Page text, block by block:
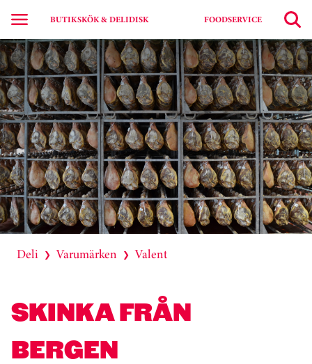
BUTIKSKÖK & DELIDISK FOODSERVICE
Deli ❯ Varumärken ❯ Valent
SKINKA FRÅN
BERGEN